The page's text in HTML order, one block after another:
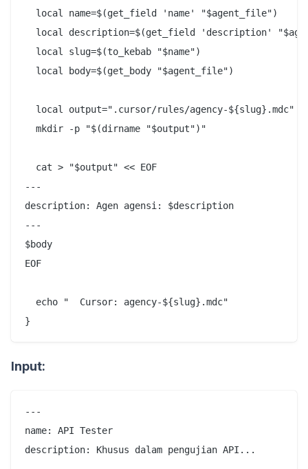
  local name=$(get_field 'name' "$agent_file")
local description=$(get_field 'description'
  local slug=$(to_kebab "$name")
  local body=$(get_body "$agent_file")
  local output=".cursor/rules/agency-${slug}.mdc"
  mkdir -p "$(dirname "$output")"
  cat > "$output" << EOF
---
description: Agen agensi: $description
---
$body
EOF
  echo "  Cursor: agency-${slug}.mdc"
Input:
---
name: API Tester
description: Khusus dalam pengujian API...